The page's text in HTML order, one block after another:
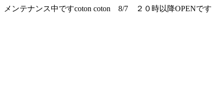
メンテナンス中ですcoton coton 8/7 ２０時以降OPENです